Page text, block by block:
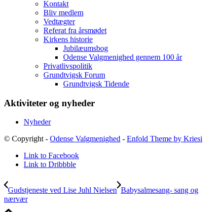
Kontakt
Bliv medlem
Vedtægter
Referat fra årsmødet
Kirkens historie
Jubilæumsbog
Odense Valgmenighed gennem 100 år
Privatlivspolitik
Grundtvigsk Forum
Grundtvigsk Tidende
Aktiviteter og nyheder
Nyheder
© Copyright - Odense Valgmenighed - Enfold Theme by Kriesi
Link to Facebook
Link to Dribbble
Gudstjeneste ved Lise Juhl Nielsen Babysalmesang- sang og
nærvær